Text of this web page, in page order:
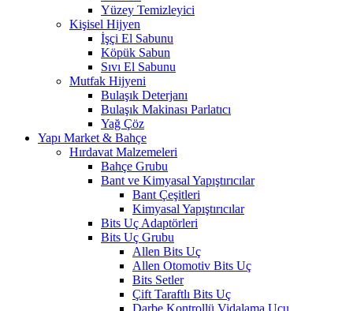
Yüzey Temizleyici
Kişisel Hijyen
İşçi El Sabunu
Köpük Sabun
Sıvı El Sabunu
Mutfak Hijyeni
Bulaşık Deterjanı
Bulaşık Makinası Parlatıcı
Yağ Çöz
Yapı Market & Bahçe
Hırdavat Malzemeleri
Bahçe Grubu
Bant ve Kimyasal Yapıştırıcılar
Bant Çeşitleri
Kimyasal Yapıştırıcılar
Bits Uç Adaptörleri
Bits Uç Grubu
Allen Bits Uç
Allen Otomotiv Bits Uç
Bits Setler
Çift Taraftlı Bits Uç